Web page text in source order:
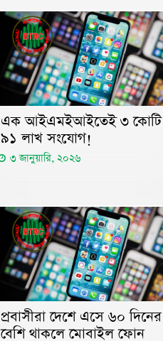
এক আইএমইআইতেই ৩ কোটি
৯১ লাখ সংযোগ!
৩ জানুয়ারি, ২০২৬
প্রবাসীরা দেশে এসে ৬০ দিনের
বেশি থাকলে মোবাইল ফোন